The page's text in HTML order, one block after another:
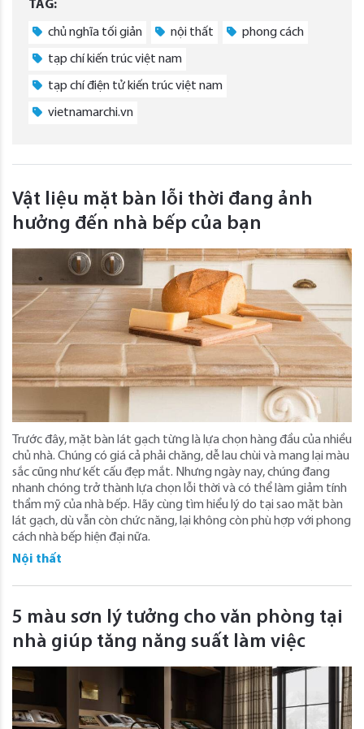
TAG:
chủ nghĩa tối giản nội thất phong cách
tạp chí kiến trúc việt nam
tạp chí điện tử kiến trúc việt nam
vietnamarchi.vn
Vật liệu mặt bàn lỗi thời đang ảnh
hưởng đến nhà bếp của bạn
Trước đây, mặt bàn lát gạch từng là lựa chọn hàng đầu của nhiều
chủ nhà. Chúng có giá cả phải chăng, dễ lau chùi và mang lại màu
sắc cũng như kết cấu đẹp mắt. Nhưng ngày nay, chúng đang
nhanh chóng trở thành lựa chọn lỗi thời và có thể làm giảm tính
thẩm mỹ của nhà bếp. Hãy cùng tìm hiểu lý do tại sao mặt bàn
lát gạch, dù vẫn còn chức năng, lại không còn phù hợp với phong
cách nhà bếp hiện đại nữa.
Nội thất
5 màu sơn lý tưởng cho văn phòng tại
nhà giúp tăng năng suất làm việc